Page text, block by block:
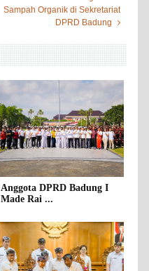
Sampah Organik di Sekretariat
DPRD Badung
Anggota DPRD Badung I
Made Rai ...